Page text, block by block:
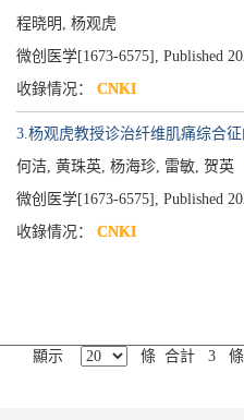
程晓明, 杨观虎
微创医学[1673-6575], Published
收錄情况： CNKI
3.杨观虎教授诊治纤维肌痛综合
何洁, 黄珠英, 杨海珍, 雷敏, 贺英
微创医学[1673-6575], Published
收錄情况： CNKI
顯示 條 合計 3 條